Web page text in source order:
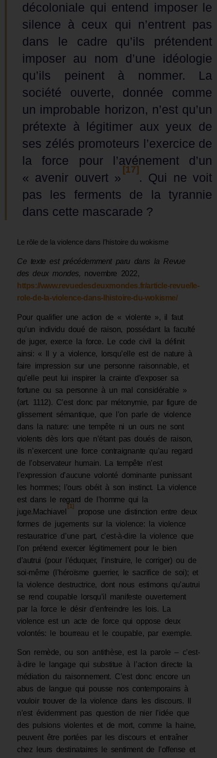
décoloniale qui entend imposer le
silence à ceux qui n’entrent pas
dans le cadre qu’ils prétendent
imposer au nom d’une idéologie
qu’ils peinent à nommer. La
société ouverte, donnée comme
un improbable horizon, n’est qu’un
prétexte à légitimer aux yeux de
ses zélés promoteurs l’exercice de
la force pour l’avénement d’un
« avenir ouvert »
[17]
. Qui ne voit
pas les ferments de la tyrannie
dans cette mascarade ?
Le rôle de la violence dans l’histoire du wokisme
Ce texte est précédemment paru dans la Revue
des deux mondes, novembre 2022,
https://www.revuedesdeuxmondes.fr/article-revue/le-
role-de-la-violence-dans-lhistoire-du-wokisme/
Pour qualifier une action de « violente », il faut
qu’un individu doué de raison, possédant la faculté
de juger, exerce la force. Le code civil la définit
ainsi: « Il y a violence, lorsqu’elle est de nature à
faire impression sur une personne raisonnable, et
qu’elle peut lui inspirer la crainte d’exposer sa
fortune ou sa personne à un mal considérable »
(art. 1112). C’est donc par métonymie, par figure de
glissement sémantique, que l’on parle de violence
dans la nature: une tempête ni un ours ne sont
violents dès lors que n’étant pas doués de raison,
ils n’exercent une force contraignante qu’au regard
de l’observateur humain. La tempête n’est
l’expression d’aucune volonté dominante punissant
les hommes; l’ours obéit à son instinct. La violence
est dans le regard de l’homme qui la
juge.Machiavel
[1]
propose une distinction entre deux
formes de jugements sur la violence: la violence
restauratrice d’une part, c’est-à-dire la violence que
l’on prétend exercer légitimement pour le bien
d’autrui (pour l’éduquer, l’instruire, le corriger) ou de
soi-même (l’héroïsme guerrier, le sacrifice de soi); et
la violence destructrice, dont nous estimons qu’autrui
se rend coupable lorsqu’il manifeste ouvertement
par la force le désir d’enfreindre les lois. La
violence est un acte de force qui oppose deux
volontés: le bourreau et le coupable, par exemple.
Son remède, ou son antithèse, est la parole – c’est-
à-dire le langage qui substitue à l’action directe la
médiation du raisonnement. C’est donc encore un
abus de langue qui pousse nos contemporains à
vouloir trouver de la violence dans les discours. Il
n’est évidemment pas question de nier l’idée que
des pulsions violentes et de mort, comme la haine,
peuvent être portées par les discours et entraîner
chez leurs destinataires le sentiment de l’offense et